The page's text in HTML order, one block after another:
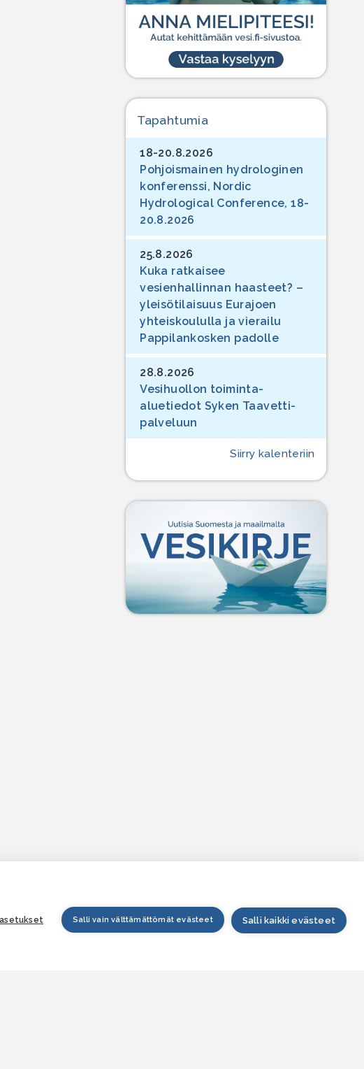
Tapahtumia
18-20.8.2026
Pohjoismainen hydrologinen
konferenssi, Nordic
Hydrological Conference, 18-
20.8.2026
25.8.2026
Kuka ratkaisee
vesienhallinnan haasteet? –
yleisötilaisuus Eurajoen
yhteiskoululla ja vierailu
Pappilankosken padolle
28.8.2026
Vesihuollon toiminta-
aluetiedot Syken Taavetti-
palveluun
Siirry kalenteriin
Salli vain välttämättömät evästeet Salli kaikki evästeet